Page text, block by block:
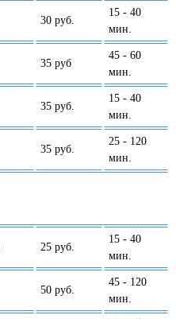
30 руб.
15 - 40
мин.
35 руб
45 - 60
мин.
35 руб.
15 - 40
мин.
35 руб.
25 - 120
мин.
25 руб.
15 - 40
мин.
50 руб.
45 - 120
мин.